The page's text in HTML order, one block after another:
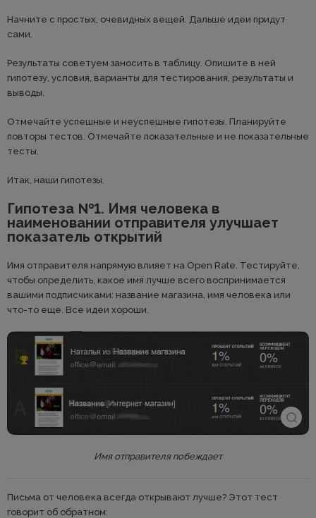
Начните с простых, очевидных вещей. Дальше идеи придут
сами.
Результаты советуем заносить в таблицу. Опишите в ней
гипотезу, условия, варианты для тестирования, результаты и
выводы.
Отмечайте успешные и неуспешные гипотезы. Планируйте
повторы тестов. Отмечайте показательные и не показательные
тесты.
Итак, наши гипотезы.
Гипотеза №1. Имя человека в
наименовании отправителя улучшает
показатель открытий
Имя отправителя напрямую влияет на Open Rate. Тестируйте,
чтобы определить, какое имя лучше всего воспринимается
вашими подписчиками: название магазина, имя человека или
что-то еще. Все идеи хороши.
Имя отправителя побеждает
Письма от человека всегда открывают лучше? Этот тест
говорит об обратном: